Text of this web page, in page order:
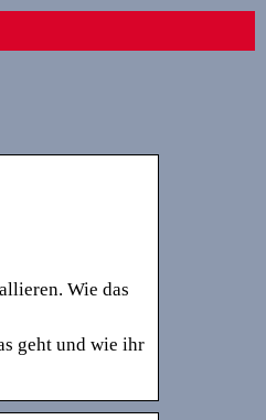
Wie das
geht und wie ihr